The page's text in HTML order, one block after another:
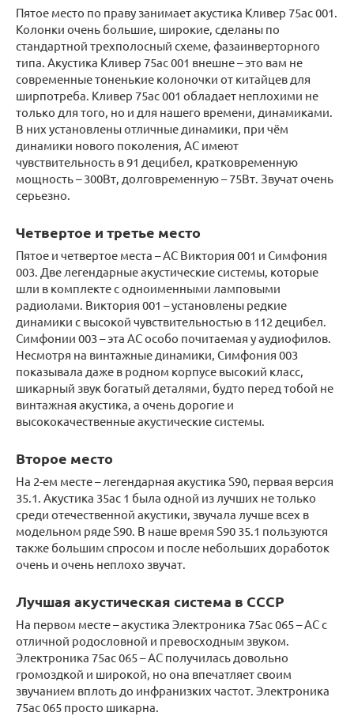
Пятое место по праву занимает акустика Кливер 75ас 001.
Колонки очень большие, широкие, сделаны по
стандартной трехполосный схеме, фазаинверторного
типа. Акустика Кливер 75ас 001 внешне – это вам не
современные тоненькие колоночки от китайцев для
ширпотреба. Кливер 75ас 001 обладает неплохими не
только для того, но и для нашего времени, динамиками.
В них установлены отличные динамики, при чём
динамики нового поколения, АС имеют
чувствительность в 91 децибел, кратковременную
мощность – 300Вт, долговременную – 75Вт. Звучат очень
серьезно.
Четвертое и третье место
Пятое и четвертое места – АС Виктория 001 и Симфония
003. Две легендарные акустические системы, которые
шли в комплекте с одноименными ламповыми
радиолами. Виктория 001 – установлены редкие
динамики с высокой чувствительностью в 112 децибел.
Симфонии 003 – эта АС особо почитаемая у аудиофилов.
Несмотря на винтажные динамики, Симфония 003
показывала даже в родном корпусе высокий класс,
шикарный звук богатый деталями, будто перед тобой не
винтажная акустика, а очень дорогие и
высококачественные акустические системы.
Второе место
На 2-ем месте – легендарная акустика S90, первая версия
35.1. Акустика 35ас 1 была одной из лучших не только
среди отечественной акустики, звучала лучше всех в
модельном ряде S90. В наше время S90 35.1 пользуются
также большим спросом и после небольших доработок
очень и очень неплохо звучат.
Лучшая акустическая система в СССР
На первом месте – акустика Электроника 75ас 065 – АС с
отличной родословной и превосходным звуком.
Электроника 75ас 065 – АС получилась довольно
громоздкой и широкой, но она впечатляет своим
звучанием вплоть до инфранизких частот. Электроника
75ас 065 просто шикарна.